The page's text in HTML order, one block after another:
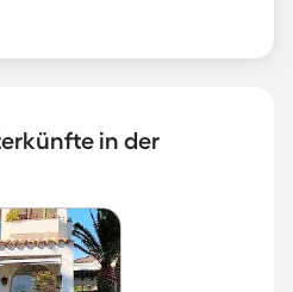
in der